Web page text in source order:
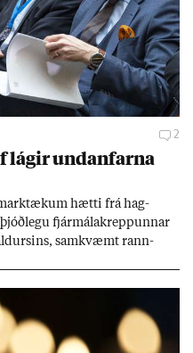
2
lág­ir und­an­farna
mark­tæk­um hætti frá hag­
fjár­málakrepp­unn­ar
sam­kvæmt rann­